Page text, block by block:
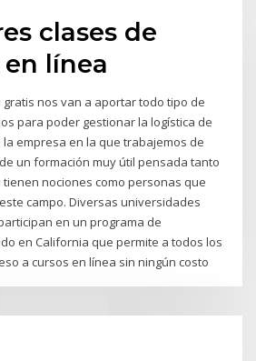
clases de
línea
gratis nos van a aportar todo tipo de
para poder gestionar la logística de
empresa en la que trabajemos de
un formación muy útil pensada tanto
nociones como personas que
campo. Diversas universidades
en un programa de
en California que permite a todos los
a cursos en línea sin ningún costo